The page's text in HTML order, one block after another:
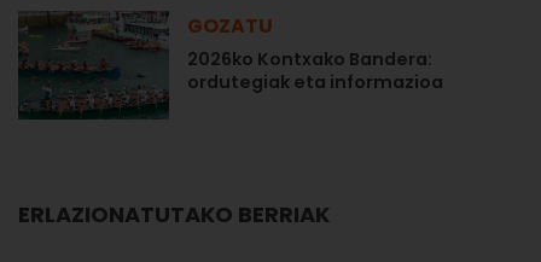
GOZATU
2026ko Kontxako Bandera:
ordutegiak eta informazioa
ERLAZIONATUTAKO BERRIAK